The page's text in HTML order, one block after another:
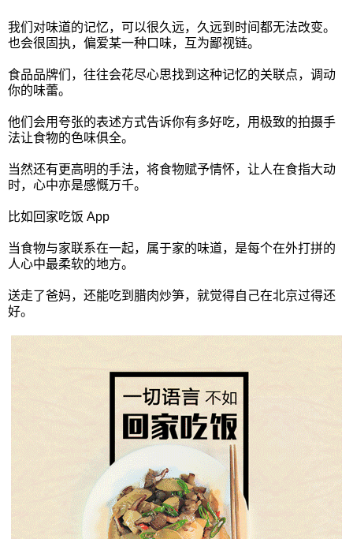
我们对味道的记忆，可以很久远，久远到时间都无法改变。
也会很固执，偏爱某一种口味，互为鄙视链。
食品品牌们，往往会花尽心思找到这种记忆的关联点，调动
你的味蕾。
他们会用夸张的表述方式告诉你有多好吃，用极致的拍摄手
法让食物的色味俱全。
当然还有更高明的手法，将食物赋予情怀，让人在食指大动
时，心中亦是感慨万千。
比如回家吃饭 App
当食物与家联系在一起，属于家的味道，是每个在外打拼的
人心中最柔软的地方。
送走了爸妈，还能吃到腊肉炒笋，就觉得自己在北京过得还
好。